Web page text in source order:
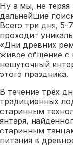
Ну а мы, не теряя
дальнейшие
Всего три дня, 5-
проходит
«Дни древних
живое общение с
нешуточный
этого праздника.
В течение трёх
традиционных
старинным
янтаря,
старинным
питания в